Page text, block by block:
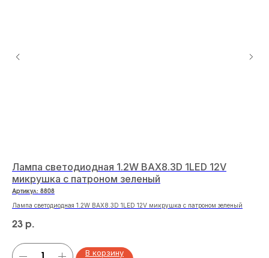
Лампа светодиодная 1.2W BAX8.3D 1LED 12V
микрушка с патроном зеленый
Артикул: 8808
Лампа светодиодная 1.2W BAX8.3D 1LED 12V микрушка с патроном зеленый
23 р.
В корзину